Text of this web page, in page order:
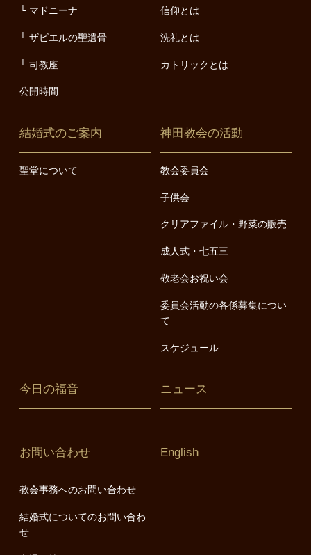
マドニーナ
ザビエルの聖遺骨
司教座
公開時間
信仰とは
洗礼とは
カトリックとは
結婚式のご案内
聖堂について
神田教会の活動
教会委員会
子供会
クリアファイル・野菜の販売
成人式・七五三
敬老会お祝い会
委員会活動の各係募集につい
て
スケジュール
今日の福音 ニュース
お問い合わせ
教会事務へのお問い合わせ
結婚式についてのお問い合わ
せ
English